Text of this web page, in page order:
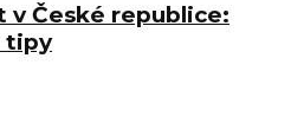
v České republice:
tipy